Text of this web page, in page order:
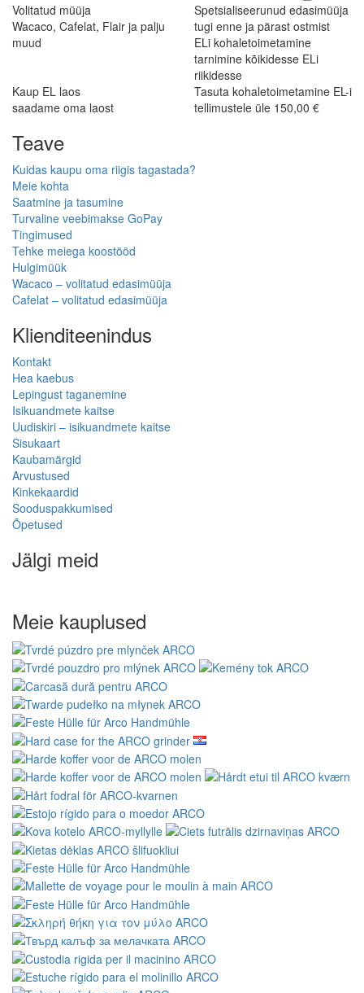
Volitatud müüja
Wacaco, Cafelat, Flair ja palju
muud
Spetsialiseerunud edasimüüja
tugi enne ja pärast ostmist
ELi kohaletoimetamine
tarnimine kõikidesse ELi
riikidesse
Kaup EL laos
saadame oma laost
Tasuta kohaletoimetamine EL-i
tellimustele üle 150,00 €
Teave
Kuidas kaupu oma riigis tagastada?
Meie kohta
Saatmine ja tasumine
Turvaline veebimakse GoPay
Tingimused
Tehke meiega koostööd
Hulgimüük
Wacaco – volitatud edasimüüja
Cafelat – volitatud edasimüüja
Klienditeenindus
Kontakt
Hea kaebus
Lepingust taganemine
Isikuandmete kaitse
Uudiskiri – isikuandmete kaitse
Sisukaart
Kaubamärgid
Arvustused
Kinkekaardid
Sooduspakkumised
Õpetused
Jälgi meid
Meie kauplused